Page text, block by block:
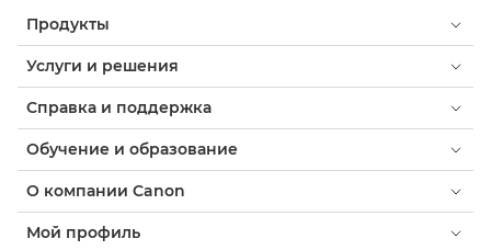
Продукты
Услуги и решения
Справка и поддержка
Обучение и образование
О компании Canon
Мой профиль